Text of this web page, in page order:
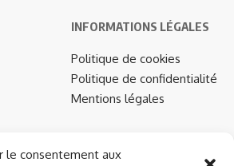
le consentement aux
INFORMATIONS LÉGALES
Politique de cookies
Politique de confidentialité
Mentions légales